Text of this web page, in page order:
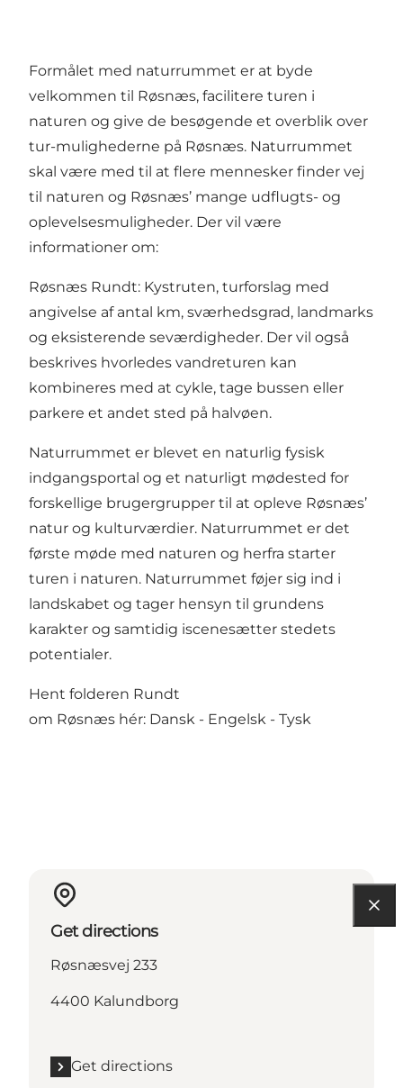
Formålet med naturrummet er at byde
velkommen til Røsnæs, facilitere turen i
naturen og give de besøgende et overblik over
tur-mulighederne på Røsnæs. Naturrummet
skal være med til at flere mennesker finder vej
til naturen og Røsnæs’ mange udflugts- og
oplevelsesmuligheder. Der vil være
informationer om:
Røsnæs Rundt: Kystruten, turforslag med
angivelse af antal km, sværhedsgrad, landmarks
og eksisterende seværdigheder. Der vil også
beskrives hvorledes vandreturen kan
kombineres med at cykle, tage bussen eller
parkere et andet sted på halvøen.
Naturrummet er blevet en naturlig fysisk
indgangsportal og et naturligt mødested for
forskellige brugergrupper til at opleve Røsnæs’
natur og kulturværdier. Naturrummet er det
første møde med naturen og herfra starter
turen i naturen. Naturrummet føjer sig ind i
landskabet og tager hensyn til grundens
karakter og samtidig iscenesætter stedets
potentialer.
Hent folderen Rundt
om Røsnæs hér: Dansk - Engelsk - Tysk
Get directions
Røsnæsvej 233
4400 Kalundborg
Get directions